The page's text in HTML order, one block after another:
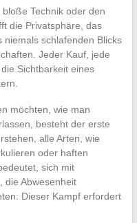
Technik oder den
die Privatsphäre, das
niemals schlafenden Blicks
Jeder Kauf, jede
Sichtbarkeit eines
möchten, wie man
besteht der erste
alle Arten, wie
oder haften
sich mit
die Abwesenheit
Dieser Kampf erfordert